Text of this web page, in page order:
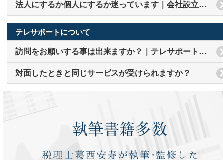
法人にするか個人にするか迷っています｜会社設立についての質問
テレサポートについて
訪問をお願いする事は出来ますか？｜テレサポートについての質問
対面したときと同じサービスが受けられますか？